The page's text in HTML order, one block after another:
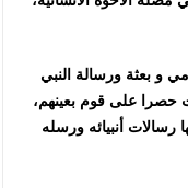
و بعثة ورسالة النبي
حصرا على قوم بعينهم،
رسالات أنبيائه ورسله